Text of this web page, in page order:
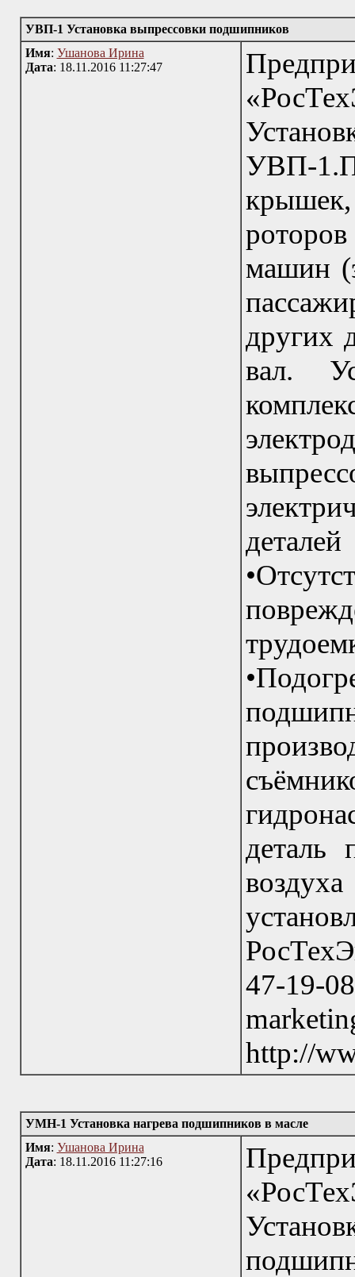
УВП-1 Установка выпрессовки подшипников
Имя: Ушанова Ирина
Дата: 18.11.2016 11:27:47
УВП-
машин
других
вал.
деталь
47-19-
http://
УМН-1 Установка нагрева подшипников в масле
Имя: Ушанова Ирина
Дата: 18.11.2016 11:27:16